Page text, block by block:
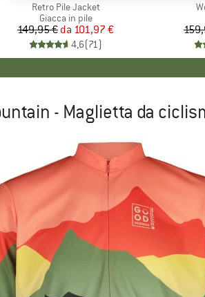
Articolo
Retro Pile Jacket
Gruppo di prodotti
Giacca in pile
Prezzo
149,95 € Prezzo ridotto
da 101,97 €
4,6(71)
- Maglietta da